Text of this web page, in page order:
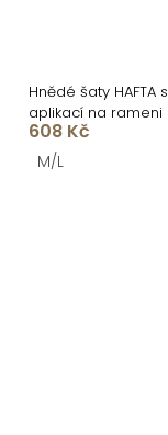
Hnědé šaty HAFTA s
aplikací na rameni
608 Kč
M/L